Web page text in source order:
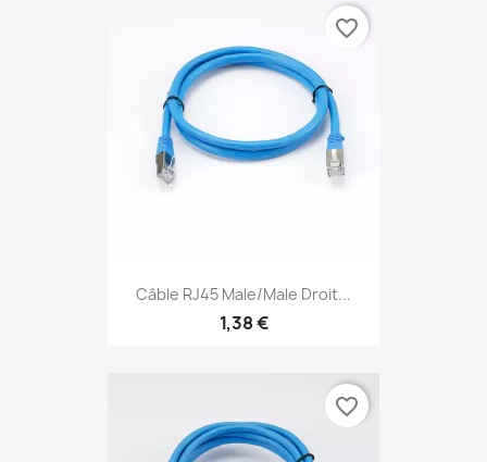
Câble RJ45 Male/Male Droit...
1,38 €
favorite_border
favorite_border